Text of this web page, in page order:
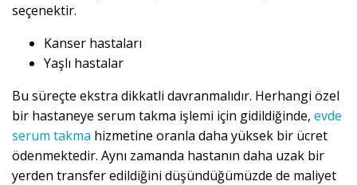
seçenektir.
Kanser hastaları
Yaşlı hastalar
Bu süreçte ekstra dikkatli davranmalıdır. Herhangi özel
bir hastaneye serum takma işlemi için gidildiğinde, evde
serum takma hizmetine oranla daha yüksek bir ücret
ödenmektedir. Aynı zamanda hastanın daha uzak bir
yerden transfer edildiğini düşündüğümüzde de maliyet